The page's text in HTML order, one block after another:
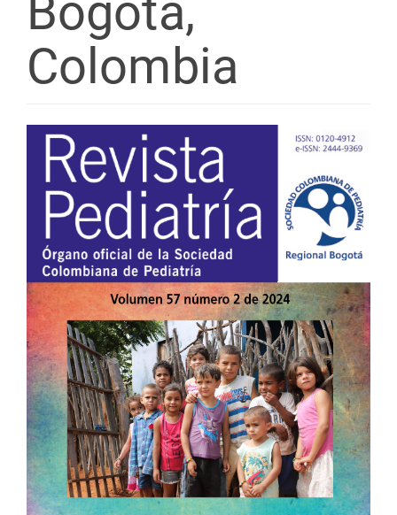
Bogotá,
Colombia
Barra
lateral
del
artículo